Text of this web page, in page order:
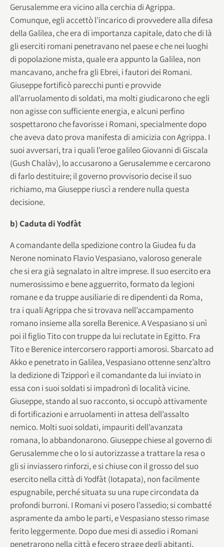
Gerusalemme era vicino alla cerchia di Agrippa.
Comunque, egli accettò l’incarico di provvedere alla difesa
della Galilea, che era di importanza capitale, dato che di là
gli eserciti romani penetravano nel paese e che nei luoghi
di popolazione mista, quale era appunto la Galilea, non
mancavano, anche fra gli Ebrei, i fautori dei Romani.
Giuseppe fortificò parecchi punti e provvide
all’arruolamento di soldati, ma molti giudicarono che egli
non agisse con sufficiente energia, e alcuni perfino
sospettarono che favorisse i Romani, specialmente dopo
che aveva dato prova manifesta di amicizia con Agrippa. I
suoi avversari, tra i quali l’eroe galileo Giovanni di Giscala
(Gush Chalàv), lo accusarono a Gerusalemme e cercarono
di farlo destituire; il governo provvisorio decise il suo
richiamo, ma Giuseppe riuscì a rendere nulla questa
decisione.
b) Caduta di Yodfàt
A comandante della spedizione contro la Giudea fu da
Nerone nominato Flavio Vespasiano, valoroso generale
che si era già segnalato in altre imprese. Il suo esercito era
numerosissimo e bene agguerrito, formato da legioni
romane e da truppe ausiliarie di re dipendenti da Roma,
tra i quali Agrippa che si trovava nell’accampamento
romano insieme alla sorella Berenice. A Vespasiano si unì
poi il figlio Tito con truppe da lui reclutate in Egitto. Fra
Tito e Berenice intercorsero rapporti amorosi. Sbarcato ad
Akko e penetrato in Galilea, Vespasiano ottenne senz’altro
la dedizione di Tzipporì e il comandante da lui inviato in
essa con i suoi soldati si impadronì di località vicine.
Giuseppe, stando al suo racconto, si occupò attivamente
di fortificazioni e arruolamenti in attesa dell’assalto
nemico. Molti suoi soldati, impauriti dell’avanzata
romana, lo abbandonarono. Giuseppe chiese al governo di
Gerusalemme che o lo si autorizzasse a trattare la resa o
gli si inviassero rinforzi, e si chiuse con il grosso del suo
esercito nella città di Yodfàt (Iotapata), non facilmente
espugnabile, perché situata su una rupe circondata da
profondi burroni. I Romani vi posero l’assedio; si combatté
aspramente da ambo le parti, e Vespasiano stesso rimase
ferito leggermente. Dopo due mesi di assedio i Romani
penetrarono nella città e fecero strage degli abitanti,